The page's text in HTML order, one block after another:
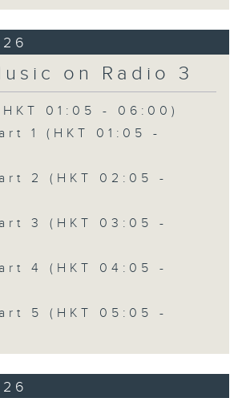
on Radio 3
01:05 - 06:00)
1 (HKT 01:05 -
2 (HKT 02:05 -
3 (HKT 03:05 -
4 (HKT 04:05 -
5 (HKT 05:05 -